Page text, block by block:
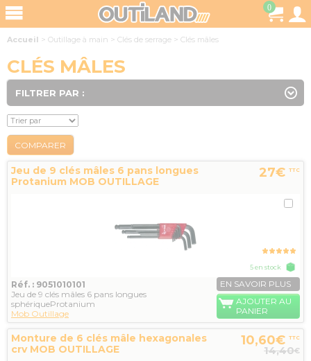
0
Accueil > Outillage à main > Clés de serrage > Clés mâles
CLÉS MÂLES
FILTRER PAR :
COMPARER
Jeu de 9 clés mâles 6 pans longues
Protanium MOB OUTILLAGE
27€ TTC
Réf. : 9051010101
Jeu de 9 clés mâles 6 pans longues
sphériqueProtanium
Mob Outillage
5 en stock
EN SAVOIR PLUS
AJOUTER AU
PANIER
Monture de 6 clés mâle hexagonales
crv MOB OUTILLAGE
10,60€ TTC
14,40€